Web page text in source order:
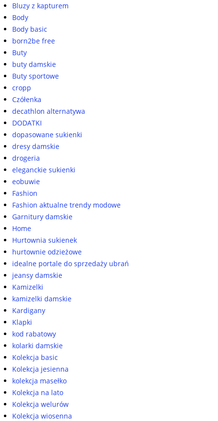
Bluzy z kapturem
Body
Body basic
born2be free
Buty
buty damskie
Buty sportowe
cropp
Czółenka
decathlon alternatywa
DODATKI
dopasowane sukienki
dresy damskie
drogeria
eleganckie sukienki
eobuwie
Fashion
Fashion aktualne trendy modowe
Garnitury damskie
Home
Hurtownia sukienek
hurtownie odzieżowe
idealne portale do sprzedaży ubrań
jeansy damskie
Kamizelki
kamizelki damskie
Kardigany
Klapki
kod rabatowy
kolarki damskie
Kolekcja basic
Kolekcja jesienna
kolekcja masełko
Kolekcja na lato
Kolekcja welurów
Kolekcja wiosenna